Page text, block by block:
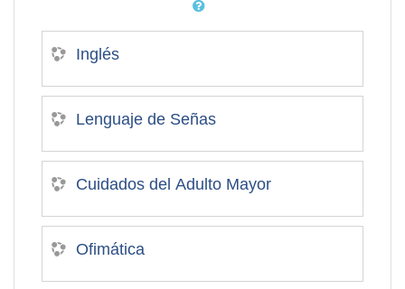
Inglés
Lenguaje de Señas
Cuidados del Adulto Mayor
Ofimática